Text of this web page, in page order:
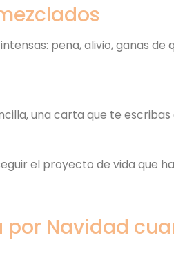
pena, alivio, ganas de
una carta que te escribas
el proyecto de vida que
por Navidad